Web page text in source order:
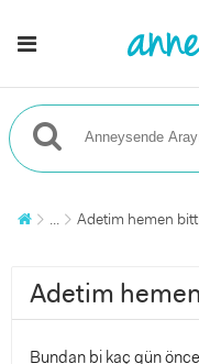
... Adetim hemen
Adetim
Bundan bi kaç gün